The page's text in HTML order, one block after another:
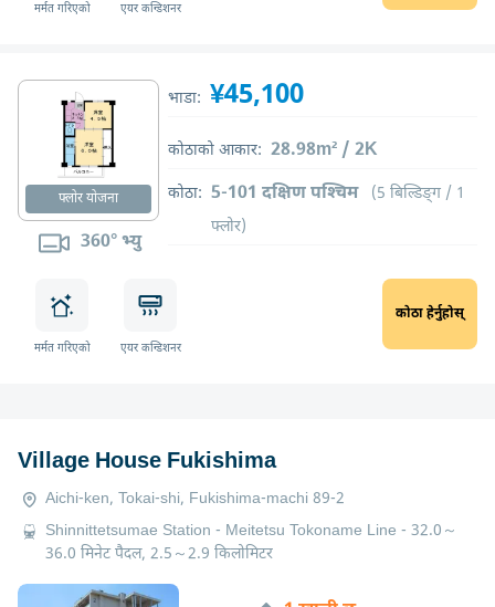
मर्मत गरिएको एयर कन्डिशनर
फ्लोर योजना
360° भ्यु
भाडा: ¥45,100
कोठाको आकार: 28.98m² / 2K
कोठा: 5-101 दक्षिण पश्चिम
(5 बिल्डिङ्ग / 1
फ्लोर)
मर्मत गरिएको एयर कन्डिशनर
कोठा हेर्नुहोस्
Village House Fukishima
Aichi-ken, Tokai-shi, Fukishima-machi 89-2
Shinnittetsumae Station - Meitetsu Tokoname Line - 32.0～
36.0 मिनेट पैदल, 2.5～2.9 किलोमिटर